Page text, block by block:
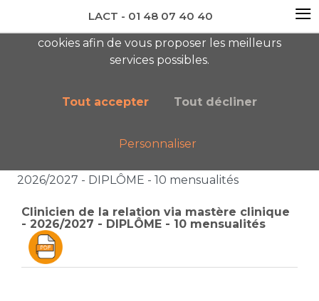
newsletter AC
Boutique
Catalogue général
2026/2027 - DIPLÔME - 10 mensualités
Clinicien de la relation via mastère clinique
- 2026/2027 - DIPLÔME - 10 mensualités
cookies afin de vous proposer les meilleurs
services possibles.
Tout accepter Tout décliner
Personnaliser
LACT - 01 48 07 40 40 ≡